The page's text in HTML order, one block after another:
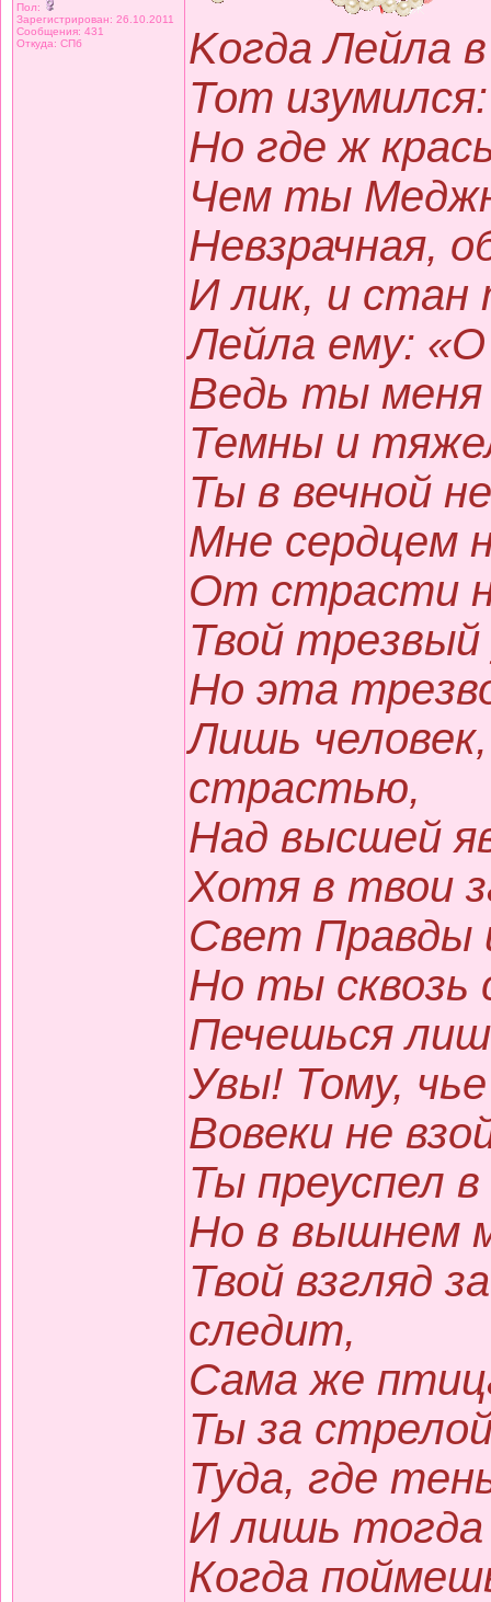
Пол:
Зарегистрирован: 26.10.2011
Сообщения: 431
Откуда: СПб
Kогда Лейла
Тот
Но где ж
Чем ты
Невзрачная,
И лик, и стан
Лейла ему: «О
Ведь ты меня
Темны и
Ты в вечной
Мне сердцем
От страсти
Твой трезвый
Но эта
Лишь
страстью,
Над высшей
Хотя в твои
Свет Правды
Но ты сквозь
Печешься
Увы! Тому,
Вовеки не
Ты преуспел
Но в вышнем
Твой взгляд
следит,
Сама же
Ты за
Туда, где
И лишь тогда
Когда